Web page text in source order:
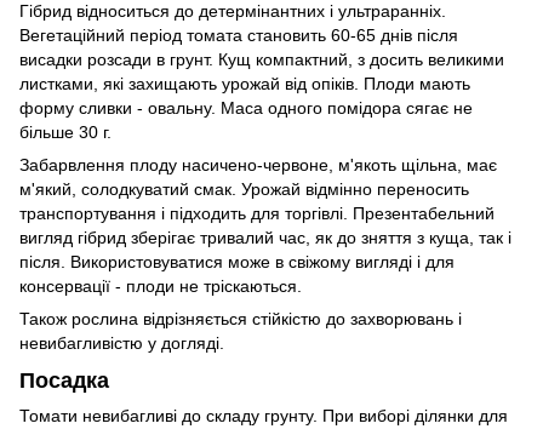
Гібрид відноситься до детермінантних і ультраранніх.
Вегетаційний період томата становить 60-65 днів після
висадки розсади в грунт. Кущ компактний, з досить великими
листками, які захищають урожай від опіків. Плоди мають
форму сливки - овальну. Маса одного помідора сягає не
більше 30 г.
Забарвлення плоду насичено-червоне, м'якоть щільна, має
м'який, солодкуватий смак. Урожай відмінно переносить
транспортування і підходить для торгівлі. Презентабельний
вигляд гібрид зберігає тривалий час, як до зняття з куща, так і
після. Використовуватися може в свіжому вигляді і для
консервації - плоди не тріскаються.
Також рослина відрізняється стійкістю до захворювань і
невибагливістю у догляді.
Посадка
Томати невибагливі до складу грунту. При виборі ділянки для